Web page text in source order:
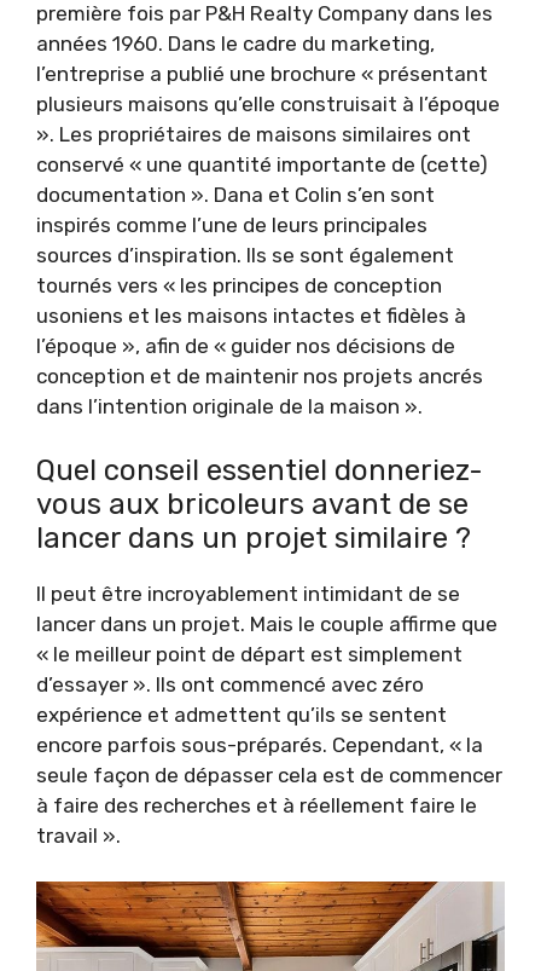
première fois par P&H Realty Company dans les
années 1960. Dans le cadre du marketing,
l’entreprise a publié une brochure « présentant
plusieurs maisons qu’elle construisait à l’époque
». Les propriétaires de maisons similaires ont
conservé « une quantité importante de (cette)
documentation ». Dana et Colin s’en sont
inspirés comme l’une de leurs principales
sources d’inspiration. Ils se sont également
tournés vers « les principes de conception
usoniens et les maisons intactes et fidèles à
l’époque », afin de « guider nos décisions de
conception et de maintenir nos projets ancrés
dans l’intention originale de la maison ».
Quel conseil essentiel donneriez-
vous aux bricoleurs avant de se
lancer dans un projet similaire ?
Il peut être incroyablement intimidant de se
lancer dans un projet. Mais le couple affirme que
« le meilleur point de départ est simplement
d’essayer ». Ils ont commencé avec zéro
expérience et admettent qu’ils se sentent
encore parfois sous-préparés. Cependant, « la
seule façon de dépasser cela est de commencer
à faire des recherches et à réellement faire le
travail ».